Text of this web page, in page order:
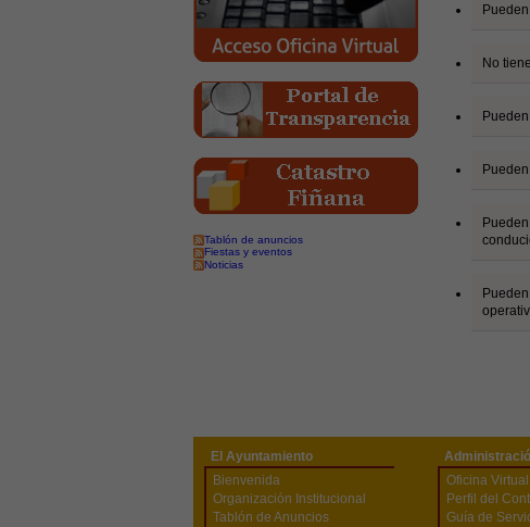
Tablón de anuncios
Fiestas y eventos
Noticias
No
El Ayuntamiento
Bienvenida
Organización Institucional
Tablón de Anuncios
Oficina Virtual
Perfil del
Guía de